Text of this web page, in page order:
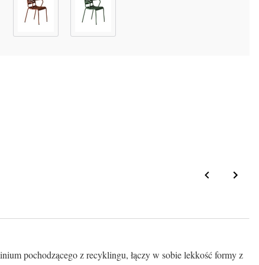
pochodzącego z recyklingu, łączy w sobie lekkość formy z